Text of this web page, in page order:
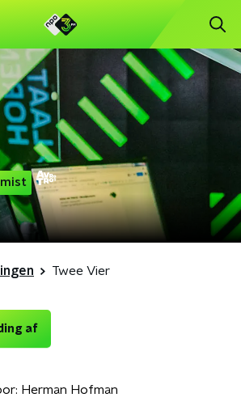
Twee Vier
af
Herman Hofman